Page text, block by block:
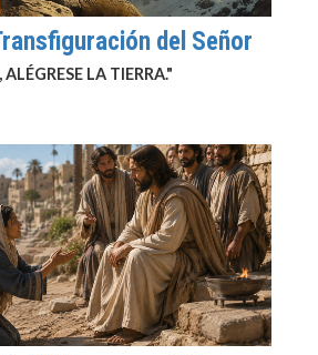
del Señor
LA TIERRA."